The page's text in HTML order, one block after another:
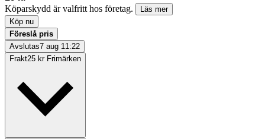
Köparskydd är valfritt hos företag.
Läs mer
Köp nu
Föreslå pris
Avslutas7 aug 11:22
Frakt25 kr Frimärken